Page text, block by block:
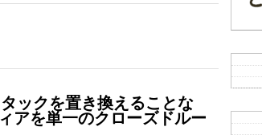
ックを置き換えることな
アを単一のクローズドルー